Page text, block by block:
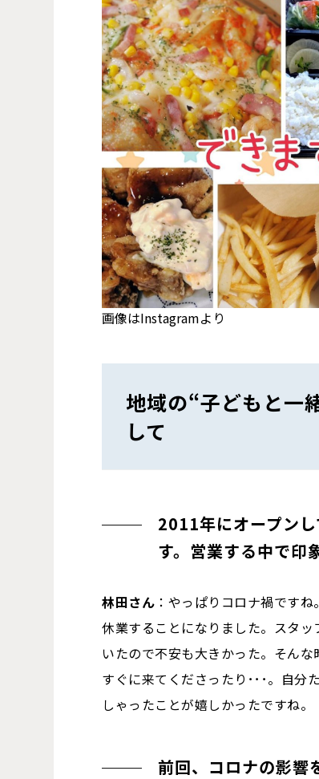
画像はInstagramより
地域の“子どもと一
して
2011年にオープン
す。営業する中で印
林田さん ：やっぱりコロナ禍です
休業することになりました。スタ
いたので不安も大きかった。そん
すぐに来てくださったり･･･。自分
しゃったことが嬉しかったですね。
前回、コロナの影響